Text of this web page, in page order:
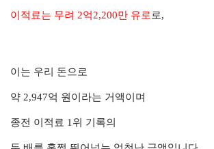
이적료는 무려 2억2,200만 유로 로,
이는 우리 돈으로
약 2,947억 원이라는 거액이며
종전 이적료 1위 기록의